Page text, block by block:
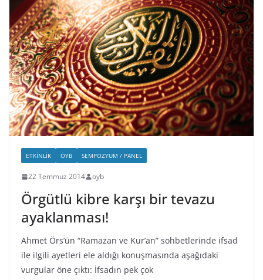
ETKINLIK ÖYB SEMPOZYUM / PANEL
22 Temmuz 2014 oyb
Örgütlü kibre karşı bir tevazu
ayaklanması!
Ahmet Örs’ün “Ramazan ve Kur’an” sohbetlerinde ifsad
ile ilgili ayetleri ele aldığı konuşmasında aşağıdaki
vurgular öne çıktı: İfsadın pek çok